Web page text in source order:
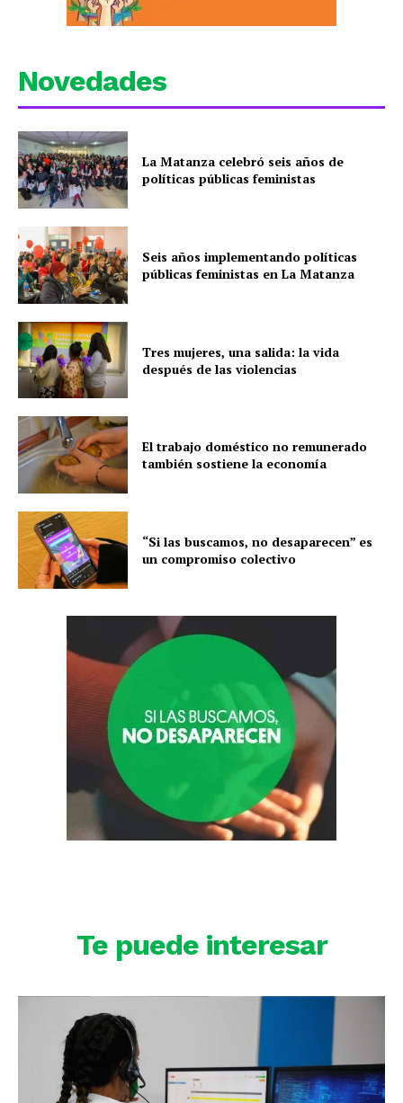
Novedades
La Matanza celebró seis años de
políticas públicas feministas
Seis años implementando políticas
públicas feministas en La Matanza
Tres mujeres, una salida: la vida
después de las violencias
El trabajo doméstico no remunerado
también sostiene la economía
“Si las buscamos, no desaparecen” es
un compromiso colectivo
Te puede interesar